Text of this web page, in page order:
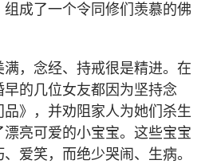
成了一个令同修们羡慕的佛
，念经、持戒很是精进。在
的几位女友都因为坚持念
品》，并劝阻家人为她们杀生
亮可爱的小宝宝。这些宝宝
爱笑，而绝少哭闹、生病。